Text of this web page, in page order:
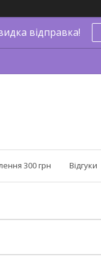
відправка!
300 грн Відгуки